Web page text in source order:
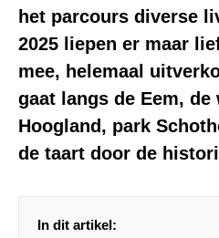
het parcours diverse
2025 liepen er maar
mee, helemaal
gaat langs de Eem, de
Hoogland, park
de taart door de
In dit artikel: